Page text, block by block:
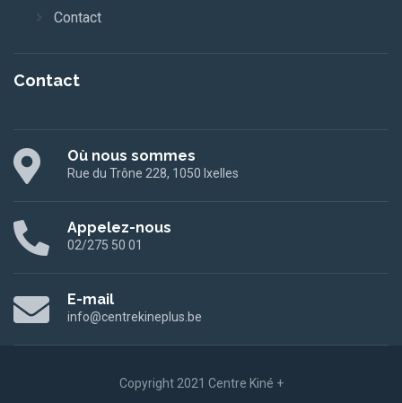
Contact
Contact
Où nous sommes
Rue du Trône 228, 1050 Ixelles
Appelez-nous
02/275 50 01
E-mail
info@centrekineplus.be
Copyright 2021 Centre Kiné +